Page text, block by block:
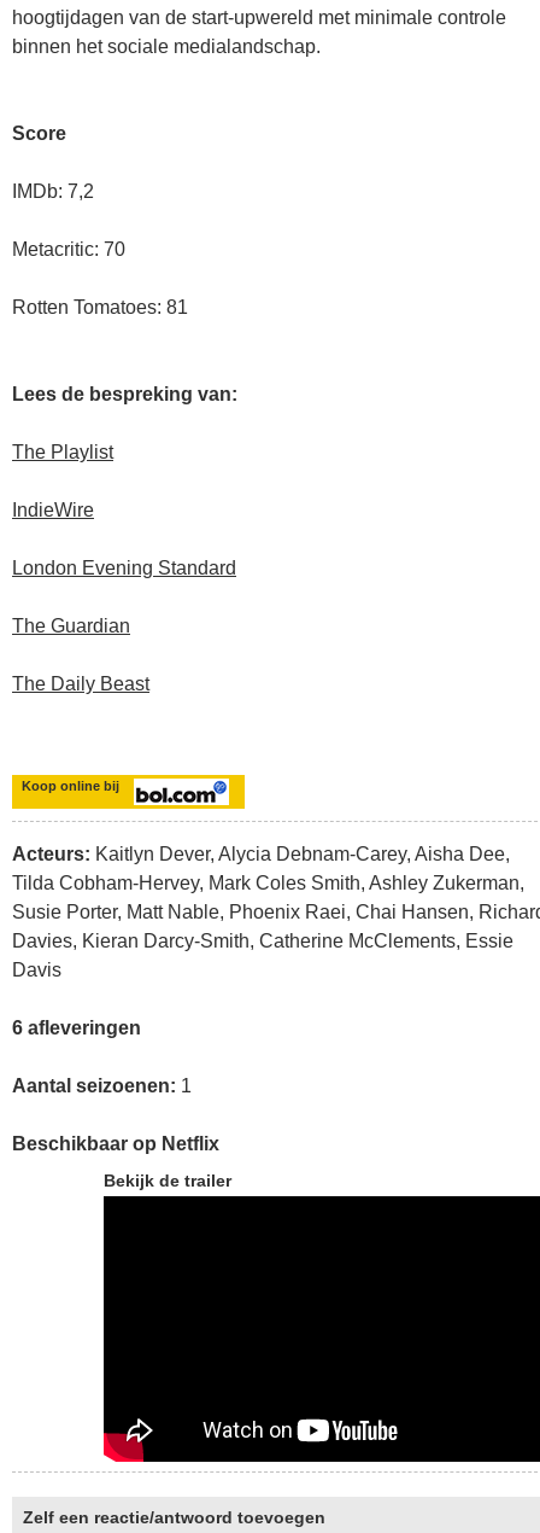
hoogtijdagen van de start-upwereld met minimale controle
binnen het sociale medialandschap.
Score
IMDb: 7,2
Metacritic: 70
Rotten Tomatoes: 81
Lees de bespreking van:
The Playlist
IndieWire
London Evening Standard
The Guardian
The Daily Beast
Koop online bij
Acteurs: Kaitlyn Dever, Alycia Debnam-Carey, Aisha Dee,
Tilda Cobham-Hervey, Mark Coles Smith, Ashley Zukerman,
Susie Porter, Matt Nable, Phoenix Raei, Chai Hansen,
Davies, Kieran Darcy-Smith, Catherine McClements, Essie
Davis
6 afleveringen
Aantal seizoenen: 1
Beschikbaar op Netflix
Bekijk de trailer
Zelf een reactie/antwoord toevoegen